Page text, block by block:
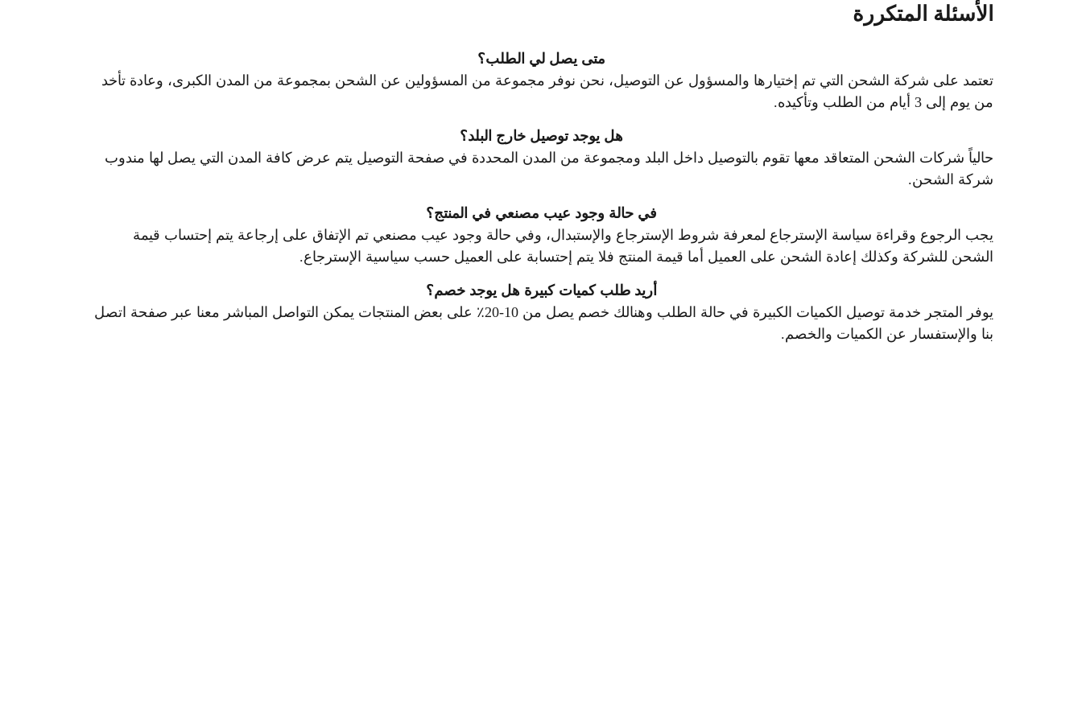
الأسئلة المتكررة
متى يصل لي الطلب؟
تعتمد على شركة الشحن التي تم إختيارها والمسؤول عن التوصيل، نحن نوفر مجموعة من المسؤولين عن الشحن بمجموعة من المدن الكبرى، وعادة تأخد
من يوم إلى 3 أيام من الطلب وتأكيده.
هل يوجد توصيل خارج البلد؟
حالياً شركات الشحن المتعاقد معها تقوم بالتوصيل داخل البلد ومجموعة من المدن المحددة في صفحة التوصيل يتم عرض كافة المدن التي يصل لها مندوب
شركة الشحن.
في حالة وجود عيب مصنعي في المنتج؟
يجب الرجوع وقراءة سياسة الإسترجاع لمعرفة شروط الإسترجاع والإستبدال، وفي حالة وجود عيب مصنعي تم الإتفاق على إرجاعة يتم إحتساب قيمة
الشحن للشركة وكذلك إعادة الشحن على العميل أما قيمة المنتج فلا يتم إحتسابة على العميل حسب سياسية الإسترجاع.
أريد طلب كميات كبيرة هل يوجد خصم؟
يوفر المتجر خدمة توصيل الكميات الكبيرة في حالة الطلب وهنالك خصم يصل من 10-20٪ على بعض المنتجات يمكن التواصل المباشر معنا عبر صفحة اتصل
بنا والإستفسار عن الكميات والخصم.